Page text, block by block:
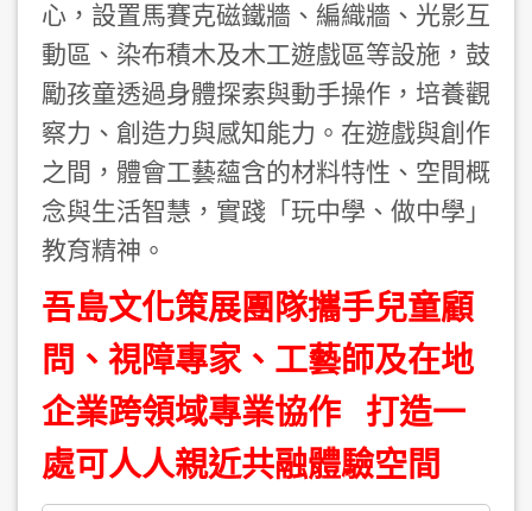
心，設置馬賽克磁鐵牆、編織牆、光影互
動區、染布積木及木工遊戲區等設施，鼓
勵孩童透過身體探索與動手操作，培養觀
察力、創造力與感知能力。在遊戲與創作
之間，體會工藝蘊含的材料特性、空間概
念與生活智慧，實踐「玩中學、做中學」
教育精神。
吾島文化策展團隊攜手兒童顧
問、視障專家、工藝師及在地
企業跨領域專業協作 打造一
處可人人親近共融體驗空間